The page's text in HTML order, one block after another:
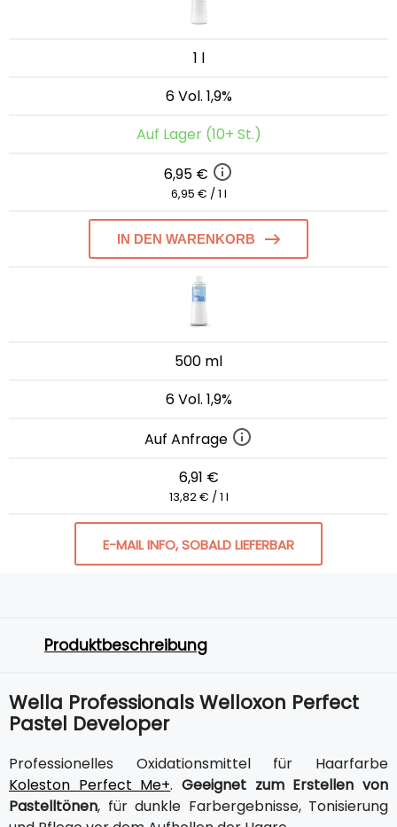
1 l
6 Vol. 1,9%
Auf Lager (10+ St.)
6,95 €
6,95 € / 1 l
IN DEN WARENKORB
500 ml
6 Vol. 1,9%
Auf Anfrage
6,91 €
13,82 € / 1 l
E-MAIL INFO, SOBALD LIEFERBAR
Produktbeschreibung
Wella Professionals Welloxon Perfect
Pastel Developer
Professionelles Oxidationsmittel für Haarfarbe
Koleston Perfect Me+.Geeignet zum Erstellen von
Pastelltönen, für dunkle Farbergebnisse, Tonisierung